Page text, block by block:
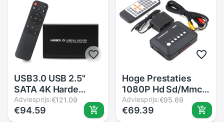
USB3.0 USB 2.5"
SATA 4K Harde
Schijf Media Player
voor USB HDD SD
Adviesprijs:€121.09
€94.59
Hoge Prestaties
1080P Hd Sd/Mmc
Tv Video &#39;S Sd
Mmc Rmvb MP3
Adviesprijs:€95.69
€69.39